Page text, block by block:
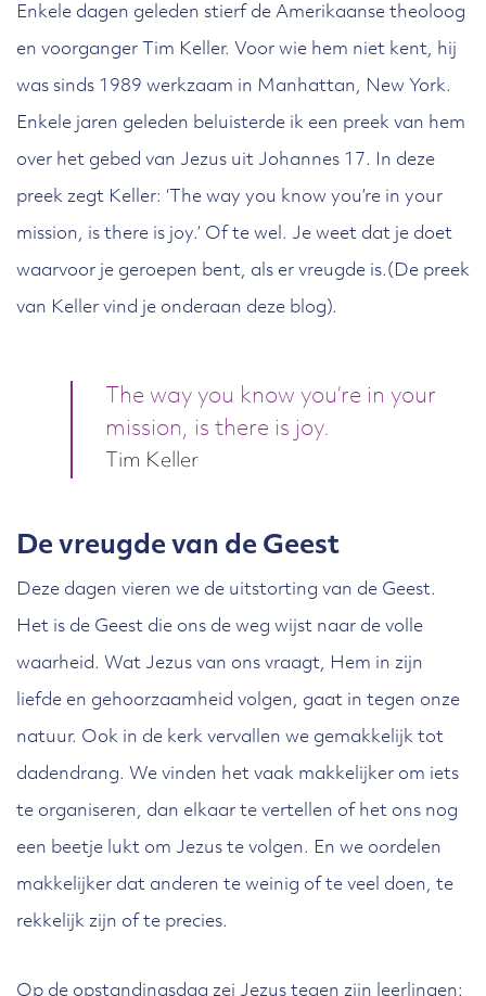
Enkele dagen geleden stierf de Amerikaanse theoloog
en voorganger Tim Keller. Voor wie hem niet kent, hij
was sinds 1989 werkzaam in Manhattan, New York.
Enkele jaren geleden beluisterde ik een preek van hem
over het gebed van Jezus uit Johannes 17. In deze
preek zegt Keller: ‘The way you know you’re in your
mission, is there is joy.’ Of te wel. Je weet dat je doet
waarvoor je geroepen bent, als er vreugde is.(De preek
van Keller vind je onderaan deze blog).
The way you know you’re in your
mission, is there is joy.
Tim Keller
De vreugde van de Geest
Deze dagen vieren we de uitstorting van de Geest.
Het is de Geest die ons de weg wijst naar de volle
waarheid. Wat Jezus van ons vraagt, Hem in zijn
liefde en gehoorzaamheid volgen, gaat in tegen onze
natuur. Ook in de kerk vervallen we gemakkelijk tot
dadendrang. We vinden het vaak makkelijker om iets
te organiseren, dan elkaar te vertellen of het ons nog
een beetje lukt om Jezus te volgen. En we oordelen
makkelijker dat anderen te weinig of te veel doen, te
rekkelijk zijn of te precies.
Op de opstandingsdag zei Jezus tegen zijn leerlingen: